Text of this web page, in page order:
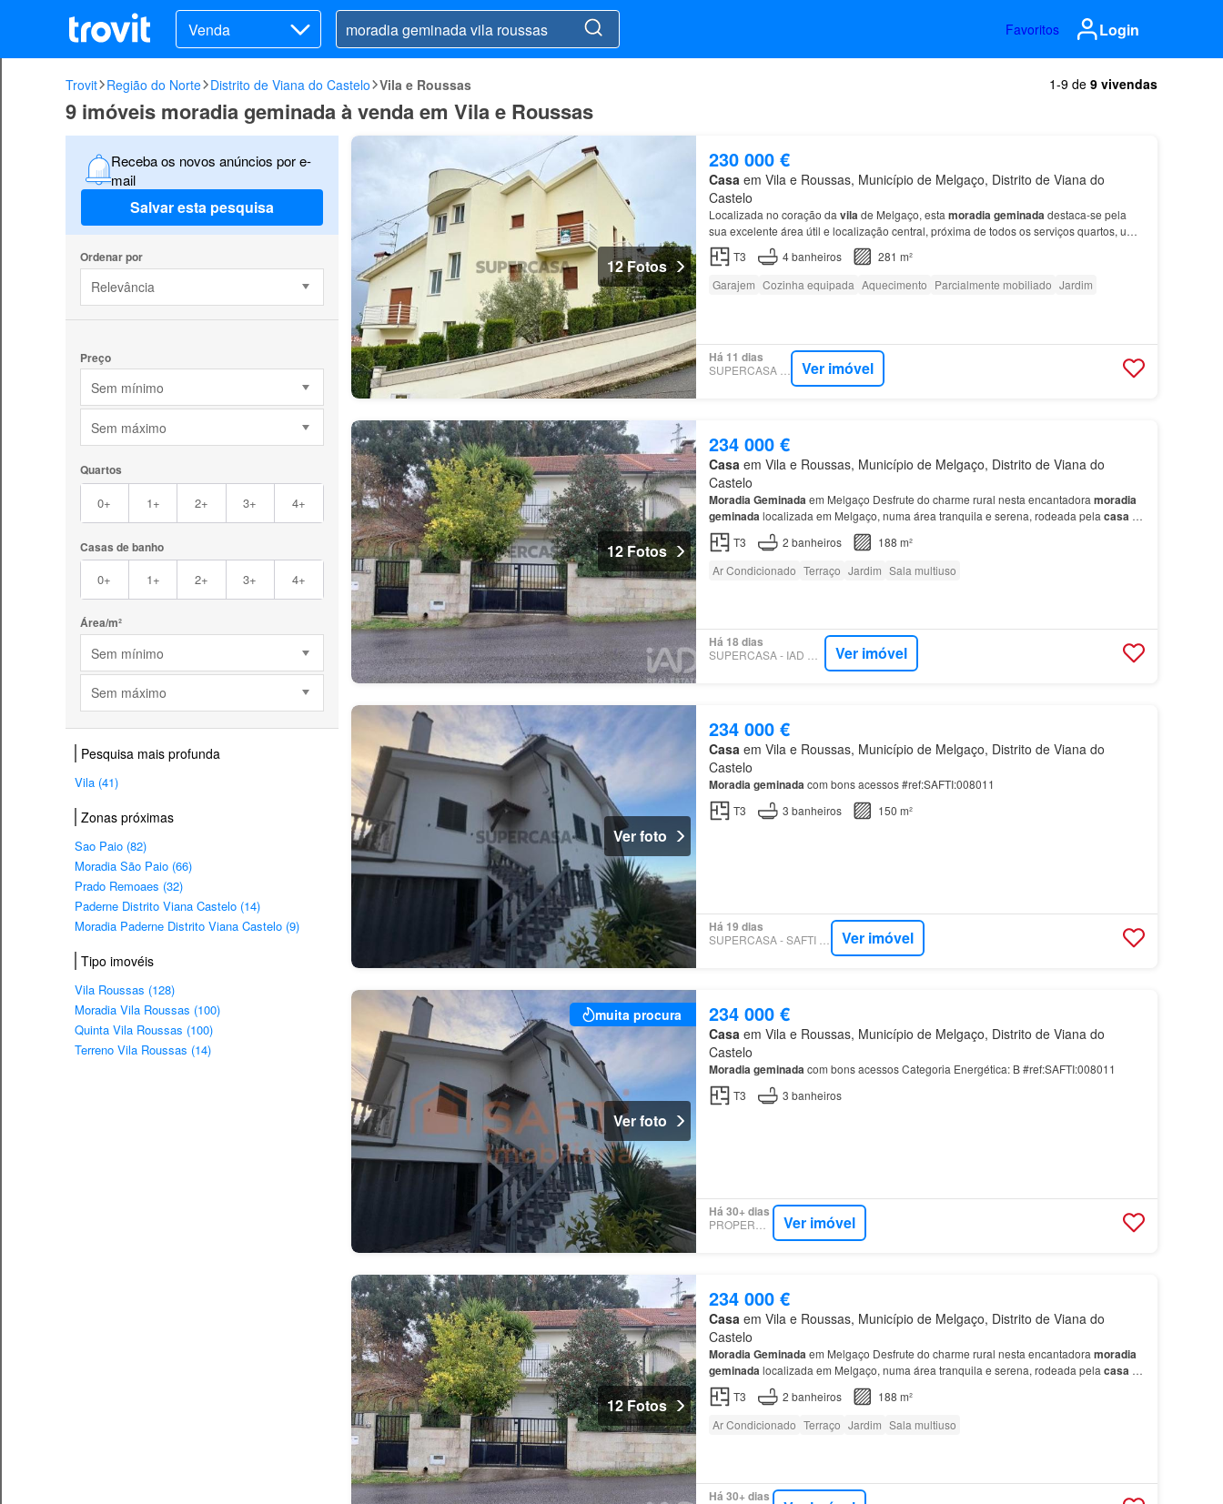
Venda Favoritos Login
Trovit Região do Norte Distrito de Viana do Castelo Vila e Roussas 1-9 de 9 vivendas
9 imóveis moradia geminada à venda em Vila e Roussas
Receba os novos anúncios por e-
mail
Salvar esta pesquisa
Ordenar por
Relevância
Preço
Sem mínimo
Sem máximo
Quartos
0+ 1+ 2+ 3+ 4+
Casas de banho
0+ 1+ 2+ 3+ 4+
Área/m²
Sem mínimo
Sem máximo
Pesquisa mais profunda
Vila (41)
Zonas próximas
Sao Paio (82)
Moradia São Paio (66)
Prado Remoaes (32)
Paderne Distrito Viana Castelo (14)
Moradia Paderne Distrito Viana Castelo (9)
Tipo imovéis
Vila Roussas (128)
Moradia Vila Roussas (100)
Quinta Vila Roussas (100)
Terreno Vila Roussas (14)
12 Fotos
230 000 €
Casaem Vila e Roussas, Município de Melgaço, Distrito de Viana do
Castelo
Localizada no coração da vilade Melgaço, esta moradiageminadadestaca-se pela
sua excelente área útil e localização central, próxima de todos os serviços quartos, uma
suíte e uma casa de banho completa.…
T3 4banheiros
281 m²
Garajem Cozinha equipada Aquecimento Parcialmente mobiliado Jardim
Há 11 dias
SUPERCASA - TXIS Ver imóvel
12 Fotos
234 000 €
Casa em Vila e Roussas, Município de Melgaço, Distrito de Viana do
Castelo
MoradiaGeminadaem Melgaço Desfrute do charme rural nesta encantadora moradia
geminadalocalizada em Melgaço, numa área tranquila e serena, rodeada pela casa foi
concebida para proporcionar conforto e comodidade a toda a fam…
T3 2 banheiros
188 m²
Ar Condicionado Terraço Jardim Sala multiuso
Há 18 dias
SUPERCASA - IAD PORTUGAL Ver imóvel
Ver foto
234 000 €
Casa em Vila e Roussas, Município de Melgaço, Distrito de Viana do
Castelo
Moradiageminadacom bons acessos #ref:SAFTI:008011
T3
3 banheiros 150 m²
Há 19 dias
SUPERCASA - SAFTI PORTUGAL Ver imóvel
muita procura
Ver foto
234 000 €
Casa em Vila e Roussas, Município de Melgaço, Distrito de Viana do
Castelo
Moradiageminadacom bons acessos Categoria Energética: B #ref:SAFTI:008011
T3
3 banheiros
Há 30+ dias
PROPERSTAR Ver imóvel
12 Fotos
234 000 €
Casa em Vila e Roussas, Município de Melgaço, Distrito de Viana do
Castelo
MoradiaGeminadaem Melgaço Desfrute do charme rural nesta encantadora moradia
geminadalocalizada em Melgaço, numa área tranquila e serena, rodeada pela casa foi
concebida para proporcionar conforto e comodidade a toda a fam…
T3 2 banheiros
188 m²
Ar Condicionado Terraço Jardim Sala multiuso
Há 30+ dias